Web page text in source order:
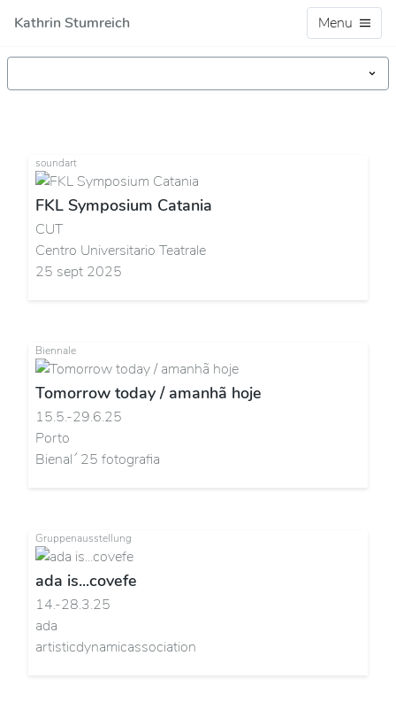
Kathrin Stumreich Menu
soundart
FKL Symposium Catania
CUT
Centro Universitario Teatrale
25 sept 2025
Biennale
Tomorrow today / amanhã hoje
15.5.-29.6.25
Porto
Bienal´ 25 fotografia
Gruppenausstellung
ada is...covefe
14.-28.3.25
ada
artisticdynamicassociation